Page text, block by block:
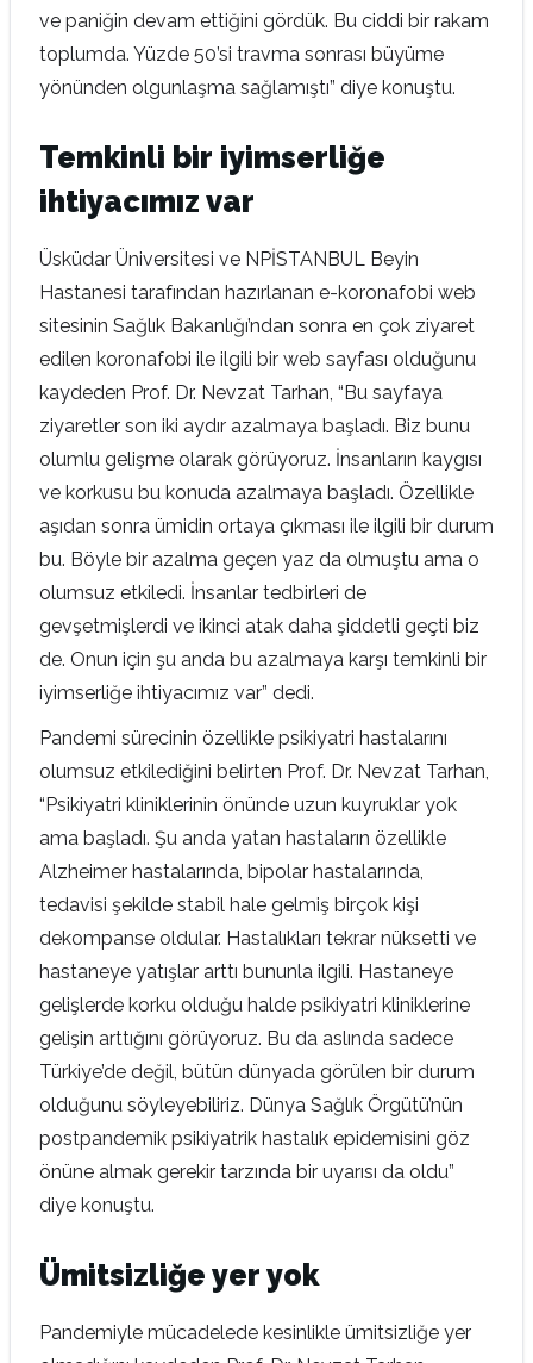
ve paniğin devam ettiğini gördük. Bu ciddi bir rakam
toplumda. Yüzde 50’si travma sonrası büyüme
yönünden olgunlaşma sağlamıştı” diye konuştu.
Temkinli bir iyimserliğe
ihtiyacımız var
Üsküdar Üniversitesi ve NPİSTANBUL Beyin
Hastanesi tarafından hazırlanan e-koronafobi web
sitesinin Sağlık Bakanlığı’ndan sonra en çok ziyaret
edilen koronafobi ile ilgili bir web sayfası olduğunu
kaydeden Prof. Dr. Nevzat Tarhan, “Bu sayfaya
ziyaretler son iki aydır azalmaya başladı. Biz bunu
olumlu gelişme olarak görüyoruz. İnsanların kaygısı
ve korkusu bu konuda azalmaya başladı. Özellikle
aşıdan sonra ümidin ortaya çıkması ile ilgili bir durum
bu. Böyle bir azalma geçen yaz da olmuştu ama o
olumsuz etkiledi. İnsanlar tedbirleri de
gevşetmişlerdi ve ikinci atak daha şiddetli geçti biz
de. Onun için şu anda bu azalmaya karşı temkinli bir
iyimserliğe ihtiyacımız var” dedi.
Pandemi sürecinin özellikle psikiyatri hastalarını
olumsuz etkilediğini belirten Prof. Dr. Nevzat Tarhan,
“Psikiyatri kliniklerinin önünde uzun kuyruklar yok
ama başladı. Şu anda yatan hastaların özellikle
Alzheimer hastalarında, bipolar hastalarında,
tedavisi şekilde stabil hale gelmiş birçok kişi
dekompanse oldular. Hastalıkları tekrar nüksetti ve
hastaneye yatışlar arttı bununla ilgili. Hastaneye
gelişlerde korku olduğu halde psikiyatri kliniklerine
gelişin arttığını görüyoruz. Bu da aslında sadece
Türkiye’de değil, bütün dünyada görülen bir durum
olduğunu söyleyebiliriz. Dünya Sağlık Örgütü’nün
postpandemik psikiyatrik hastalık epidemisini göz
önüne almak gerekir tarzında bir uyarısı da oldu”
diye konuştu.
Ümitsizliğe yer yok
Pandemiyle mücadelede kesinlikle ümitsizliğe yer